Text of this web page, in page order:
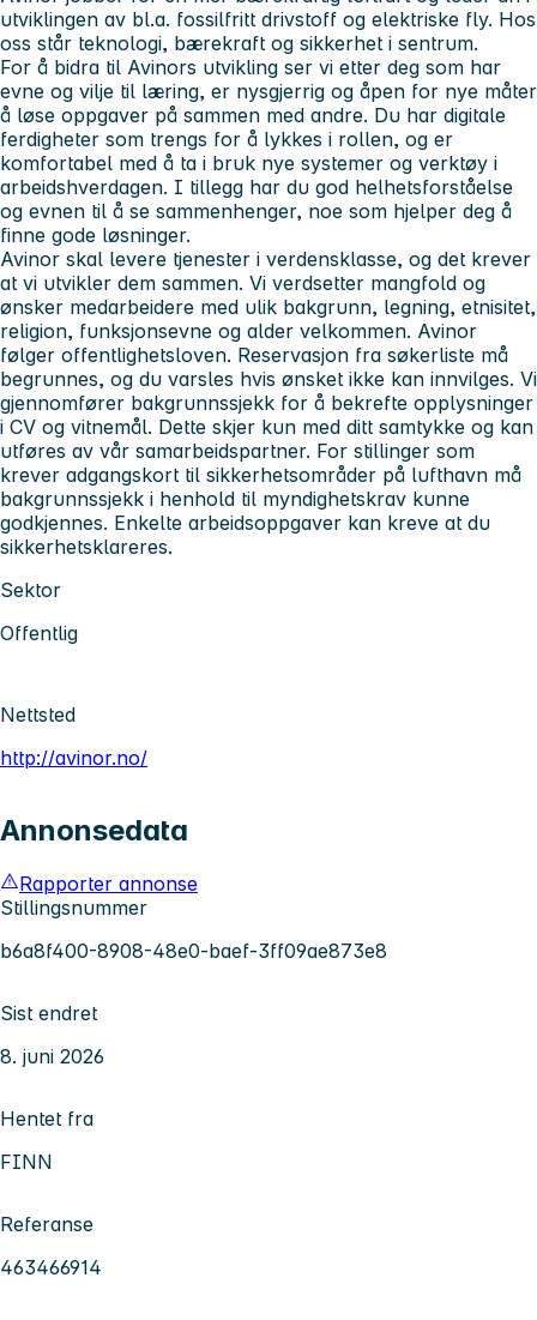
utviklingen av bl.a. fossilfritt drivstoff og elektriske fly. Hos
oss står teknologi, bærekraft og sikkerhet i sentrum.
For å bidra til Avinors utvikling ser vi etter deg som har
evne og vilje til læring, er nysgjerrig og åpen for nye måter
å løse oppgaver på sammen med andre. Du har digitale
ferdigheter som trengs for å lykkes i rollen, og er
komfortabel med å ta i bruk nye systemer og verktøy i
arbeidshverdagen. I tillegg har du god helhetsforståelse
og evnen til å se sammenhenger, noe som hjelper deg å
finne gode løsninger.
Avinor skal levere tjenester i verdensklasse, og det krever
at vi utvikler dem sammen. Vi verdsetter mangfold og
ønsker medarbeidere med ulik bakgrunn, legning, etnisitet,
religion, funksjonsevne og alder velkommen. Avinor
følger offentlighetsloven. Reservasjon fra søkerliste må
begrunnes, og du varsles hvis ønsket ikke kan innvilges. Vi
gjennomfører bakgrunnssjekk for å bekrefte opplysninger
i CV og vitnemål. Dette skjer kun med ditt samtykke og kan
utføres av vår samarbeidspartner. For stillinger som
krever adgangskort til sikkerhetsområder på lufthavn må
bakgrunnssjekk i henhold til myndighetskrav kunne
godkjennes. Enkelte arbeidsoppgaver kan kreve at du
sikkerhetsklareres.
Sektor
Offentlig
Nettsted
http://avinor.no/
Annonsedata
Rapporter annonse
Stillingsnummer
b6a8f400-8908-48e0-baef-3ff09ae873e8
Sist endret
8. juni 2026
Hentet fra
FINN
Referanse
463466914